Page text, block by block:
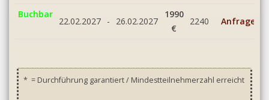
Buchbar
22.02.2027 - 26.02.2027
1990
€
2240 Anfrage
* = Durchführung garantiert / Mindestteilnehmerzahl erreicht